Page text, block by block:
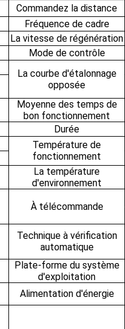
Commandez la distance
Fréquence de cadre
La vitesse de régénération
Mode de contrôle
La courbe d'étalonnage
opposée
Moyenne des temps de
bon fonctionnement
Durée
Température de
fonctionnement
La température
d'environnement
À télécommande
Technique à vérification
automatique
Plate-forme du système
d'exploitation
Alimentation d'énergie